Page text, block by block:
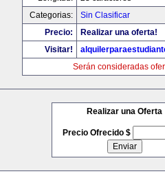
Categorias:
Sin Clasificar
Precio:
Realizar una oferta!
Visitar!
Serán consideradas
Realizar una Oferta
Precio Ofrecido $